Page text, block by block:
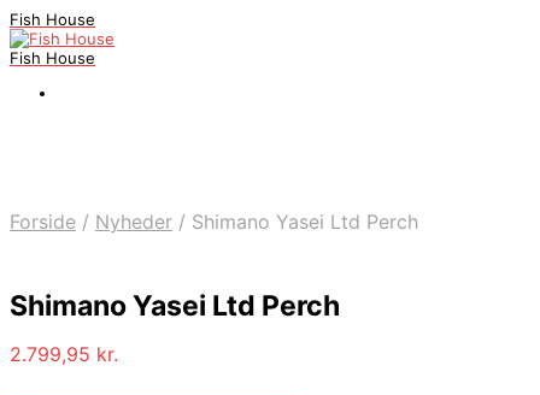
Fish House
Fish House
Forside / Nyheder / Shimano Yasei Ltd Perch
Shimano Yasei Ltd Perch
2.799,95 kr.